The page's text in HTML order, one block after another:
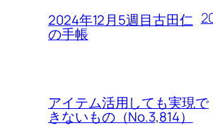
2024年12月5週目古田仁
の手帳
アイテム活用しても実現で
きないもの（No.3,814）